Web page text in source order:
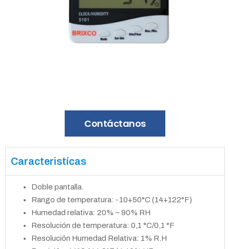
Contáctanos
Caracteristícas
Doble pantalla.
Rango de temperatura: -10+50°C (14+122°F)
Humedad relativa: 20% ~ 90% RH
Resolución de temperatura: 0,1 °C/0,1 °F
Resolución Humedad Relativa: 1% R.H